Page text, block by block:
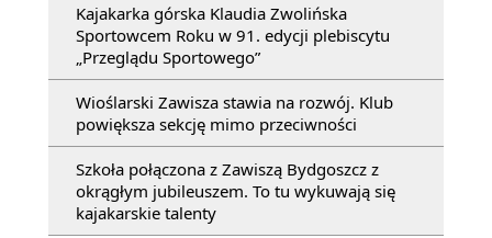
Kajakarka górska Klaudia Zwolińska
Sportowcem Roku w 91. edycji plebiscytu
„Przeglądu Sportowego”
Wioślarski Zawisza stawia na rozwój. Klub
powiększa sekcję mimo przeciwności
Szkoła połączona z Zawiszą Bydgoszcz z
okrągłym jubileuszem. To tu wykuwają się
kajakarskie talenty